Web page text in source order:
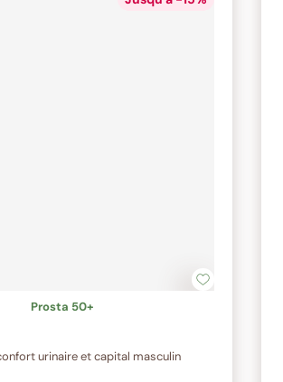
Prosta 50+
urinaire et capital masculin